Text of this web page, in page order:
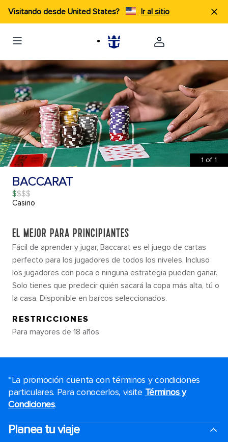
Visitando desde United States? Ir al sitio
1 of 1
BACCARAT
$
Casino
EL MEJOR PARA PRINCIPIANTES
Fácil de aprender y jugar, Baccarat es el juego de cartas
perfecto para los jugadores de todos los niveles. Incluso
los jugadores con poca o ninguna estrategia pueden ganar.
Solo tienes que predecir quién sacará la copa más alta, tú o
la casa. Disponible en barcos seleccionados.
RESTRICCIONES
Para mayores de 18 años
*La promoción cuenta con términos y condiciones
particulares. Para conocerlos, visite Términos y
Condiciones.
Planea tu viaje